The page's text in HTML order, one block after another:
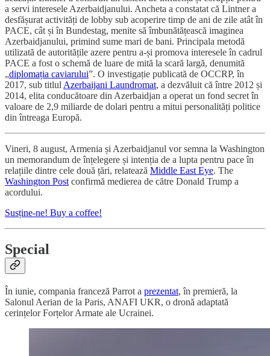
a servi interesele Azerbaidjanului. Ancheta a constatat că Lintner a
desfășurat activități de lobby sub acoperire timp de ani de zile atât în
PACE, cât și în Bundestag, menite să îmbunătățească imaginea
Azerbaidjanului, primind sume mari de bani. Principala metodă
utilizată de autoritățile azere pentru a-și promova interesele în cadrul
PACE a fost o schemă de luare de mită la scară largă, denumită
„diplomația caviarului”. O investigație publicată de OCCRP, în
2017, sub titlul Azerbaijani Laundromat, a dezvăluit că între 2012 și
2014, elita conducătoare din Azerbaidjan a operat un fond secret în
valoare de 2,9 miliarde de dolari pentru a mitui personalități politice
din întreaga Europă.
Vineri, 8 august, Armenia și Azerbaidjanul vor semna la Washington
un memorandum de înțelegere și intenția de a lupta pentru pace în
relațiile dintre cele două țări, relatează Middle East Eye. The
Washington Post confirmă medierea de către Donald Trump a
acordului.
Susține-ne! Buy a coffee!
Special
În iunie, compania franceză Parrot a prezentat, în premieră, la
Salonul Aerian de la Paris, ANAFI UKR, o dronă adaptată
cerințelor Forțelor Armate ale Ucrainei.